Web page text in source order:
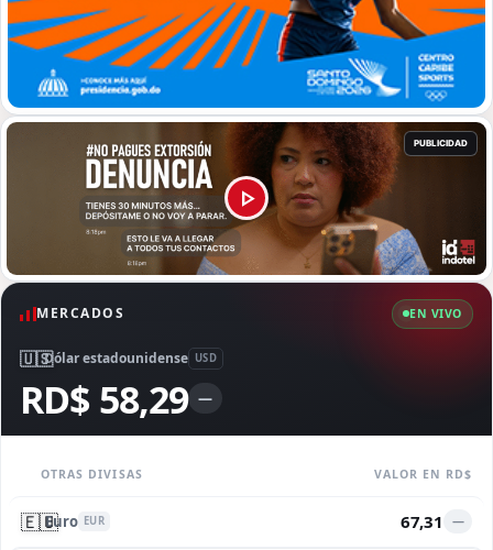
MERCADOS EN VIVO
🇺🇸Dólar estadounidense USD
RD$ 58,29 —
OTRAS DIVISAS VALOR EN RD$
🇪🇺Euro EUR 67,31 —